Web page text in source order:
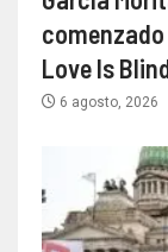
Love Is
6 agosto, 2026